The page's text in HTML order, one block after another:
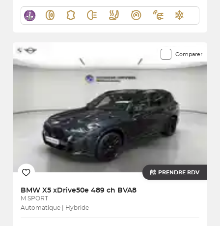
Comparer
PRENDRE RDV
BMW X5 xDrive50e 489 ch BVA8
M SPORT
Automatique | Hybride